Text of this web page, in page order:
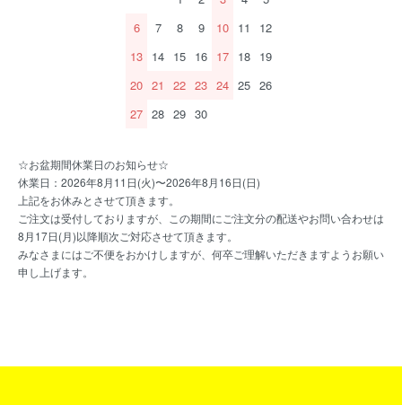
6
7 8 9 10 11
12
13 14 15 16 17 18 19
20 21 22 23 24 25 26
27 28 29 30
☆お盆期間休業日のお知らせ☆
休業日：2026年8月11日(火)〜2026年8月16日(日)
上記をお休みとさせて頂きます。
ご注文は受付しておりますが、この期間にご注文分の配送やお問い合わせは
8月17日(月)以降順次ご対応させて頂きます。
みなさまにはご不便をおかけしますが、何卒ご理解いただきますようお願い
申し上げます。